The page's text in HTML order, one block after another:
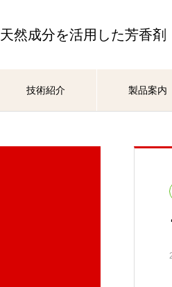
天然成分を活用した芳香
技術紹介 製品案内